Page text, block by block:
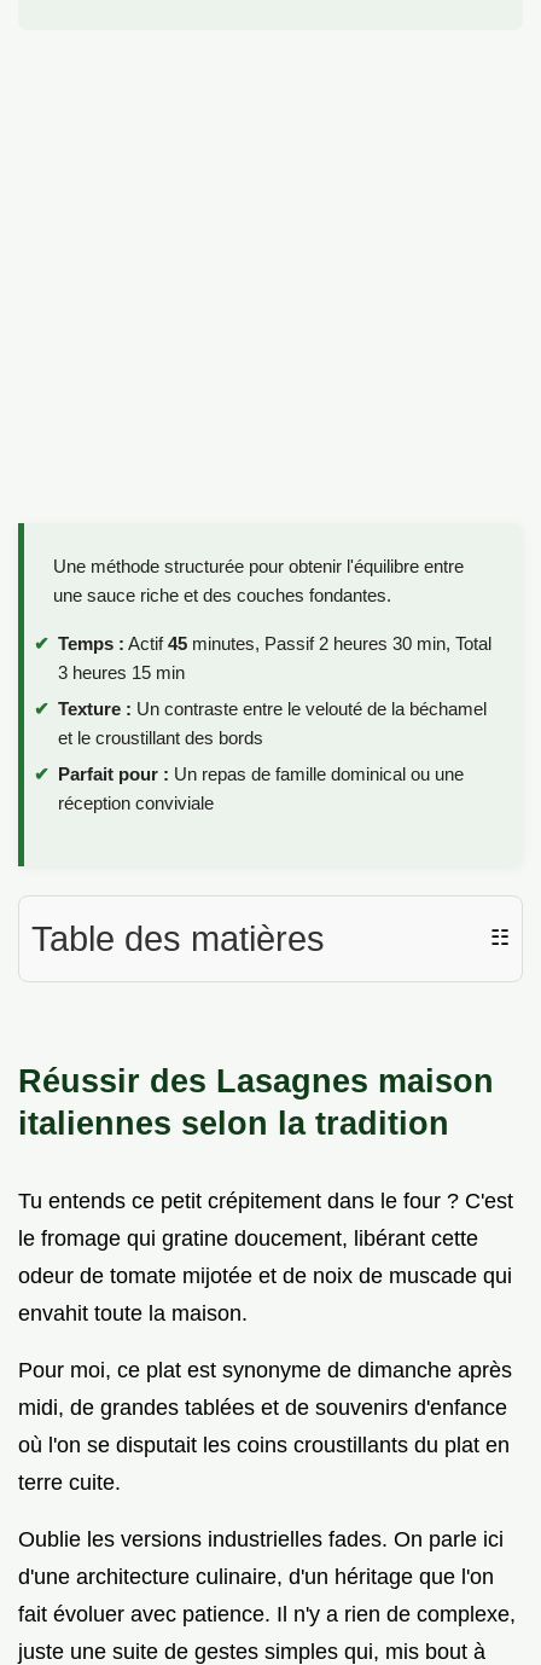
Une méthode structurée pour obtenir l'équilibre entre
une sauce riche et des couches fondantes.
Temps : Actif45 minutes, Passif 2 heures 30 min, Total
3 heures 15 min
Texture : Un contraste entre le velouté de la béchamel
et le croustillant des bords
Parfait pour : Un repas de famille dominical ou une
réception conviviale
Table des matières ☷
Réussir des Lasagnes maison
italiennes selon la tradition
Tu entends ce petit crépitement dans le four ? C'est
le fromage qui gratine doucement, libérant cette
odeur de tomate mijotée et de noix de muscade qui
envahit toute la maison.
Pour moi, ce plat est synonyme de dimanche après
midi, de grandes tablées et de souvenirs d'enfance
où l'on se disputait les coins croustillants du plat en
terre cuite.
Oublie les versions industrielles fades. On parle ici
d'une architecture culinaire, d'un héritage que l'on
fait évoluer avec patience. Il n'y a rien de complexe,
juste une suite de gestes simples qui, mis bout à